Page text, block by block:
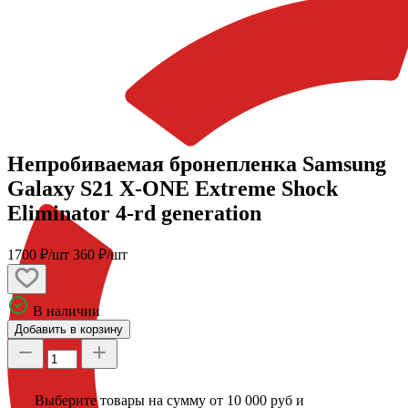
Непробиваемая бронепленка Samsung
Galaxy S21 X-ONE Extreme Shock
Eliminator 4-rd generation
1700 ₽/шт 360 ₽/шт
В наличии
Добавить в корзину
Выберите товары на сумму от 10 000 руб и